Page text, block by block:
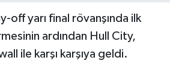
off yarı final rövanşında ilk
ardından Hull City,
ile karşı karşıya geldi.